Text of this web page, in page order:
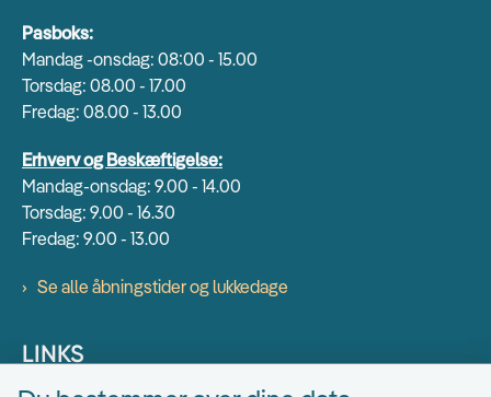
Pasboks:
Mandag -onsdag: 08:00 - 15.00
Torsdag: 08.00 - 17.00
Fredag: 08.00 - 13.00
Erhverv og Beskæftigelse:
Mandag-onsdag: 9.00 - 14.00
Torsdag: 9.00 - 16.30
Fredag: 9.00 - 13.00
Se alle åbningstider og lukkedage
LINKS